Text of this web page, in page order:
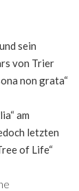
sein
von Trier
non grata“
am
letzten
of Life“